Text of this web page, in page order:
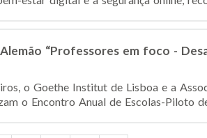
“Professores em foco -
o Goethe Institut de Lisboa e a
o Encontro Anual de Escolas-Piloto